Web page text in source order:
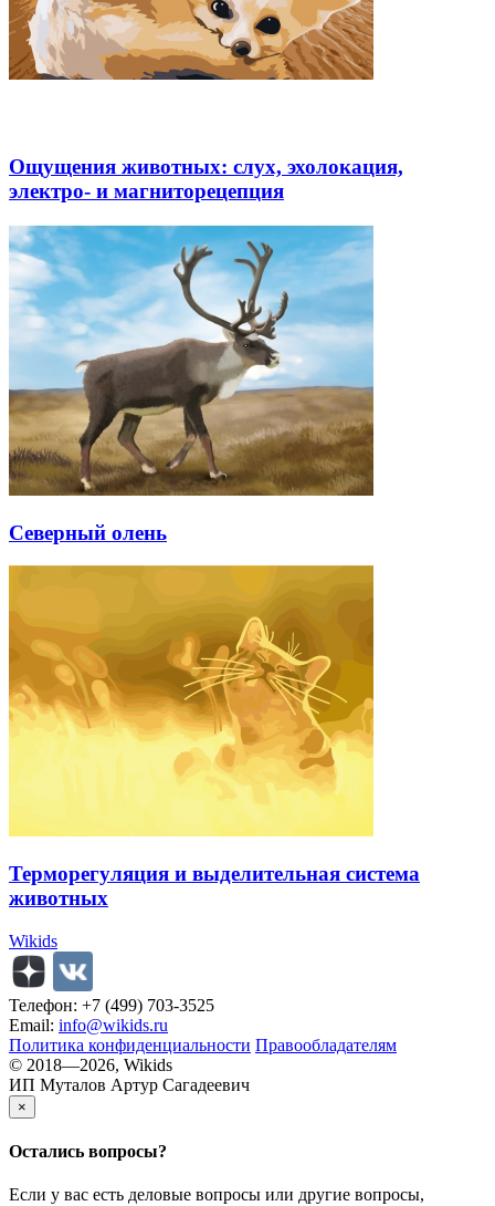
Ощущения животных: слух, эхолокация,
электро- и магниторецепция
Северный олень
Терморегуляция и выделительная система
животных
Wikids
Телефон: +7 (499) 703-3525
Email: info@wikids.ru
Политика конфиденциальности Правообладателям
© 2018—2026, Wikids
ИП Муталов Артур Сагадеевич
×
Остались вопросы?
Если у вас есть деловые вопросы или другие вопросы,